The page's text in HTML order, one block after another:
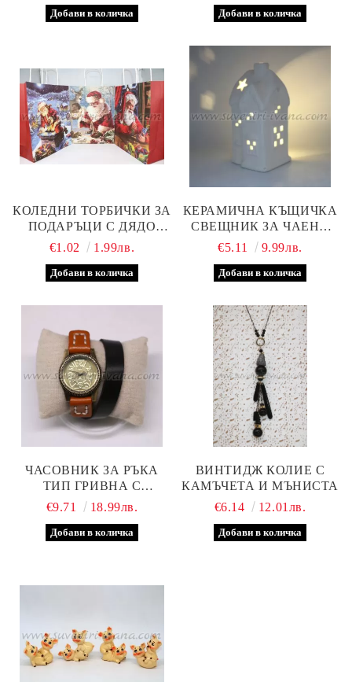
КОЛЕДНИ ТОРБИЧКИ ЗА
ПОДАРЪЦИ С ДЯДО
КОЛЕДА 21,5 Х 28,0 Х
€1.02 1.99лв.
КЕРАМИЧНА КЪЩИЧКА
СВЕЩНИК ЗА ЧАЕНА
СВЕЩ – ДЕКОРАТИВНА
€5.11 9.99лв.
ЧАСОВНИК ЗА РЪКА
ТИП ГРИВНА С
КАИШКА ОТ
МОДЕЛ ЧЕТИРИ
€9.71 18.99лв.
ВИНТИДЖ КОЛИЕ С
КАМЪЧЕТА И МЪНИСТА
€6.14
12.01лв.